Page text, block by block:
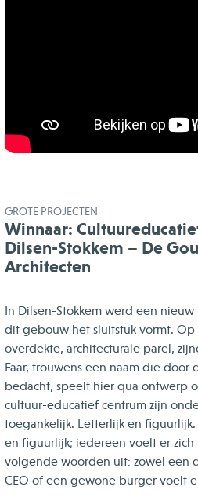
GROTE PROJECTEN
Winnaar:
Dilsen-Stokkem – De
Architecten
In Dilsen-Stokkem werd een
dit gebouw het sluitstuk vormt.
overdekte, architecturale parel,
Faar, trouwens een naam die door
bedacht, speelt hier qua ontwerp
cultuur-educatief centrum zijn
toegankelijk. Letterlijk en
en figuurlijk; iedereen voelt er zich
volgende woorden uit: zowel een
CEO of een gewone burger voelt